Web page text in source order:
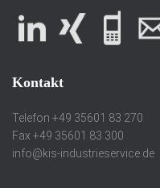
Kontakt
Telefon +49 35601 83 270
Fax +49 35601 83 300
info@kis-industrieservice.de